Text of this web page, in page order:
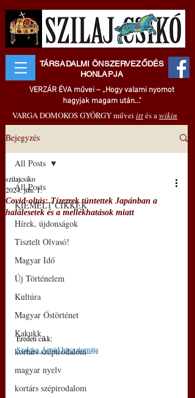
TÁRSADALMI ÖNSZERVEZŐDÉS
HONLAPJA
VERZÁR ÉVA művei – „Hogy valami nyomot
hagyjak magam után..."
VARGA DOMOKOS GYÖRGY művei ittés awikin
Bejegyzés
All Posts
KIEMELT CIKKEK
Hírek, újdonságok
Tisztelt Olvasó!
Magyar Idő
Új Történelem
Kultúra
Magyar Őstörténet
Kakukk
kortárs szépirodalom
magyar nyelv
kortárs szépirodalom
All Posts
Covid-oltás: Tízezrek tüntettek Japánban a
halálesetek és a mellékhatások miatt
szilajcsiko
2024. jún. 1.
Eredeti cikk:
Szakács Árpád hírcsatornája